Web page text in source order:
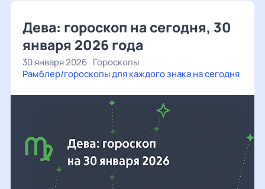
Дева: гороскоп на сегодня, 30
января 2026 года
30 января 2026 Гороскопы
Рамблер/гороскопы для каждого знака на сегодня